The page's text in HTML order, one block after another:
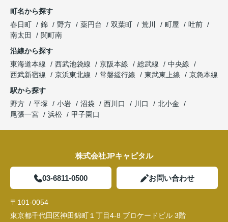
町名から探す
春日町
錦 野方 薬円台 双葉町 荒川 町屋
吐前
南太田
関町南
沿線から探す
東海道本線
西武池袋線 京阪本線 総武線
中央線
西武新宿線
京浜東北線 常磐緩行線 東武東上線
京急本線
駅から探す
野方
平塚 小岩 沼袋 西川口 川口
北小金
尾張一宮
浜松 甲子園口
株式会社JPキャピタル
03-6811-0500 お問い合わせ
〒101-0054
東京都千代田区神田錦町１丁目4-8 ブロケードビル 3階